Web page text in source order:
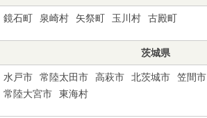
鏡石町 泉崎村 矢祭町 玉川村 古殿町
茨城県
水戸市 常陸太田市 高萩市 北茨城市 笠間市
常陸大宮市
東海村